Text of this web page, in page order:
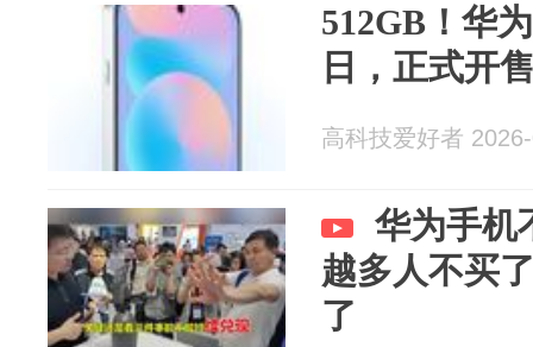
512GB！华
日，正式开
高科技爱好者
华为手机
越多人不买
了